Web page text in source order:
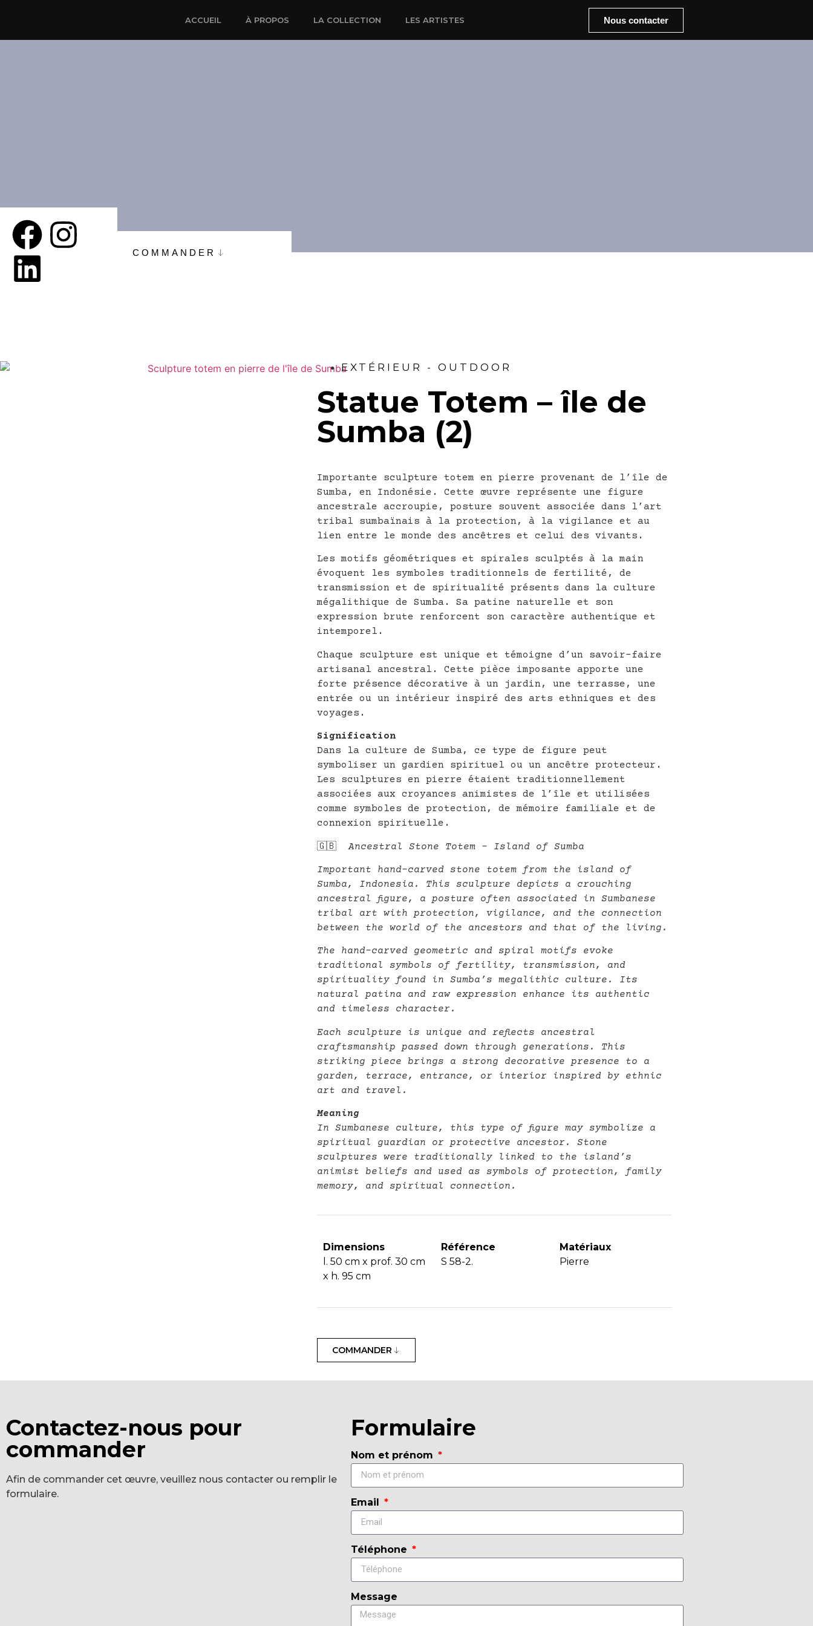
ACCUEIL À PROPOS LA COLLECTION LES ARTISTES Nous contacter
COMMANDER
EXTÉRIEUR - OUTDOOR
Statue Totem – île de
Sumba (2)
Importante sculpture totem en pierre provenant de l’île de
Sumba, en Indonésie. Cette œuvre représente une figure
ancestrale accroupie, posture souvent associée dans l’art
tribal sumbaïnais à la protection, à la vigilance et au
lien entre le monde des ancêtres et celui des vivants.
Les motifs géométriques et spirales sculptés à la main
évoquent les symboles traditionnels de fertilité, de
transmission et de spiritualité présents dans la culture
mégalithique de Sumba. Sa patine naturelle et son
expression brute renforcent son caractère authentique et
intemporel.
Chaque sculpture est unique et témoigne d’un savoir-faire
artisanal ancestral. Cette pièce imposante apporte une
forte présence décorative à un jardin, une terrasse, une
entrée ou un intérieur inspiré des arts ethniques et des
voyages.
Signification
Dans la culture de Sumba, ce type de figure peut
symboliser un gardien spirituel ou un ancêtre protecteur.
Les sculptures en pierre étaient traditionnellement
associées aux croyances animistes de l’île et utilisées
comme symboles de protection, de mémoire familiale et de
connexion spirituelle.
🇬🇧Ancestral Stone Totem – Island of Sumba
Important hand-carved stone totem from the island of
Sumba, Indonesia. This sculpture depicts a crouching
ancestral figure, a posture often associated in Sumbanese
tribal art with protection, vigilance, and the connection
between the world of the ancestors and that of the living.
The hand-carved geometric and spiral motifs evoke
traditional symbols of fertility, transmission, and
spirituality found in Sumba’s megalithic culture. Its
natural patina and raw expression enhance its authentic
and timeless character.
Each sculpture is unique and reflects ancestral
craftsmanship passed down through generations. This
striking piece brings a strong decorative presence to a
garden, terrace, entrance, or interior inspired by ethnic
art and travel.
Meaning
In Sumbanese culture, this type of figure may symbolize a
spiritual guardian or protective ancestor. Stone
sculptures were traditionally linked to the island’s
animist beliefs and used as symbols of protection, family
memory, and spiritual connection.
Dimensions
l. 50 cm x prof. 30 cm
x h. 95 cm
Référence
S 58-2.
Matériaux
Pierre
COMMANDER
Contactez-nous pour
commander
Afin de commander cet œuvre, veuillez nous contacter ou remplir le
formulaire.
Formulaire
Nom et prénom
Email
Téléphone
Message